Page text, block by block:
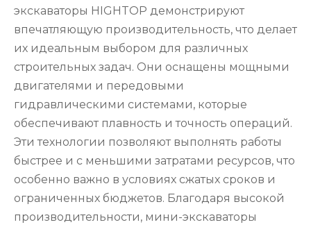
экскаваторы HIGHTOP демонстрируют
впечатляющую производительность, что делает
их идеальным выбором для различных
строительных задач. Они оснащены мощными
двигателями и передовыми
гидравлическими системами, которые
обеспечивают плавность и точность операций.
Эти технологии позволяют выполнять работы
быстрее и с меньшими затратами ресурсов, что
особенно важно в условиях сжатых сроков и
ограниченных бюджетов. Благодаря высокой
производительности, мини-экскаваторы